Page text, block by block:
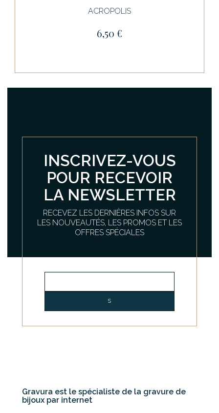
ACROPOLIS
6,50 €
INSCRIVEZ-VOUS
POUR RECEVOIR
LA NEWSLETTER
RECEVEZ LES DERNIÈRES INFOS SUR
LES NOUVEAUTÉS, LES PROMOS ET LES
OFFRES SPÉCIALES
Gravura est le spécialiste de la gravure de
bijoux par internet